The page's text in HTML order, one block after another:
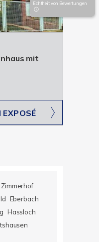
mit
EXPOSÉ
Eberbach
Hassloch
Echtheit von Bewertungen